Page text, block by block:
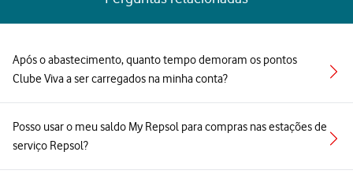
Após o abastecimento, quanto tempo demoram os pontos
Clube Viva a ser carregados na minha conta?
Posso usar o meu saldo My Repsol para compras nas estações de
serviço Repsol?